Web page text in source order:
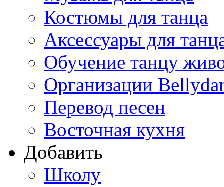
Костюмы для танца
Аксессуары для
Обучение танцу
Организации
Перевод песен
Восточная кухня
Добавить
Школу